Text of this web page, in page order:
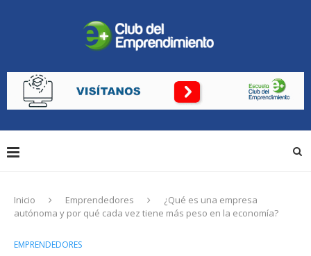
Inicio Emprendedores
¿Qué es una empresa
autónoma y por qué cada vez tiene más peso en la economía?
EMPRENDEDORES